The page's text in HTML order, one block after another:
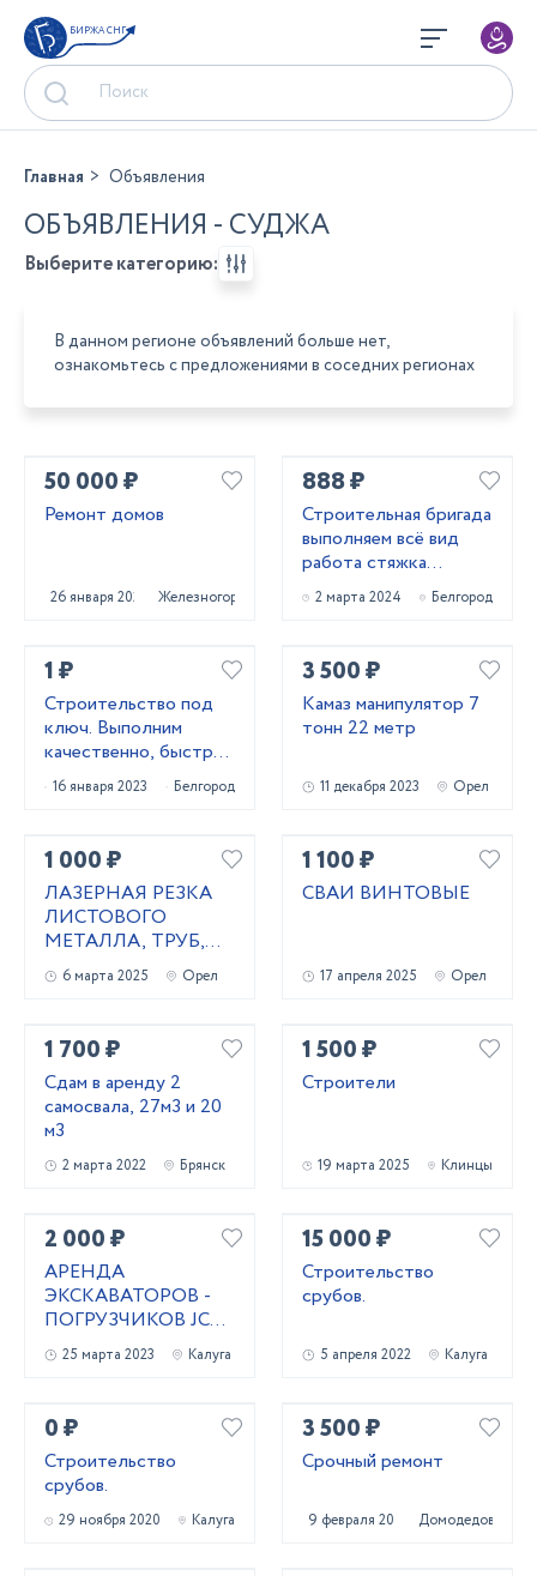
БИРЖА СНГ
Главная Объявления
ОБЪЯВЛЕНИЯ - СУДЖА
Выберите категорию:
В данном регионе объявлений больше нет,
ознакомьтесь с предложениями в соседних регионах
50 000 ₽
Ремонт домов
26 января 2024 Железногорск
888 ₽
Строительная бригада
выполняем всё вид
работа стяжка
короед фасад
штукатурк
2 марта 2024 Белгород
1 ₽
Строительство под
ключ. Выполним
качественно, быстро,
подскажем лучшее!
16 января 2023 Белгород
3 500 ₽
Камаз манипулятор 7
тонн 22 метр
11 декабря 2023 Орел
1 000 ₽
ЛАЗЕРНАЯ РЕЗКА
ЛИСТОВОГО
МЕТАЛЛА, ТРУБ,
ВИНТОВЫЕ СВАИ
6 марта 2025 Орел
1 100 ₽
СВАИ ВИНТОВЫЕ
17 апреля 2025 Орел
1 700 ₽
Сдам в аренду 2
самосвала, 27м3 и 20
м3
2 марта 2022 Брянск
1 500 ₽
Строители
19 марта 2025 Клинцы
2 000 ₽
АРЕНДА
ЭКСКАВАТОРОВ -
ПОГРУЗЧИКОВ JCB
5СХ, JCB 4СХ,
NewHolland LB115,
25 марта 2023 Калуга
15 000 ₽
Строительство
срубов.
5 апреля 2022 Калуга
0 ₽
Строительство
срубов.
29 ноября 2020 Калуга
3 500 ₽
Срочный ремонт
9 февраля 2021 Домодедово